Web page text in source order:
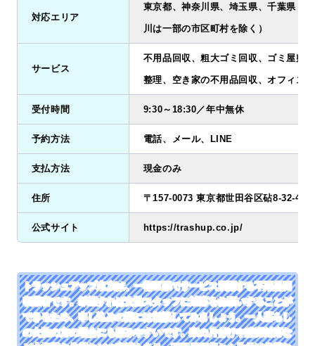
対応エリア
東京都、神奈川県、埼玉県、千葉県（
川は一部の市区町村を除く）
サービス
不用品回収、粗大ゴミ回収、ゴミ屋敷
整理、空き家の不用品回収、オフィス
受付時間 9:30～18:30／年中無休
予約方法 電話、メール、LINE
支払方法 現金のみ
住所 〒157-0073 東京都世田谷区砧8-32-41
公式サイト https://trashup.co.jp/
トラッシュアップ東京は、一都三県でサービス展開する不用品回
収業者です。希望すれば女性スタッフに対応をお願いすることが
できるため、申し込みの際には相談してみましょう。一人暮らし
の女性の方の場合にも頼みやすいです。家の片付けや清掃対応な